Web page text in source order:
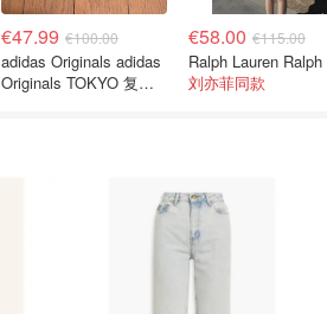
€47.99 €100.00
adidas Originals adidas
Originals TOKYO 复古
€58.00 €115.00
刘亦菲同款